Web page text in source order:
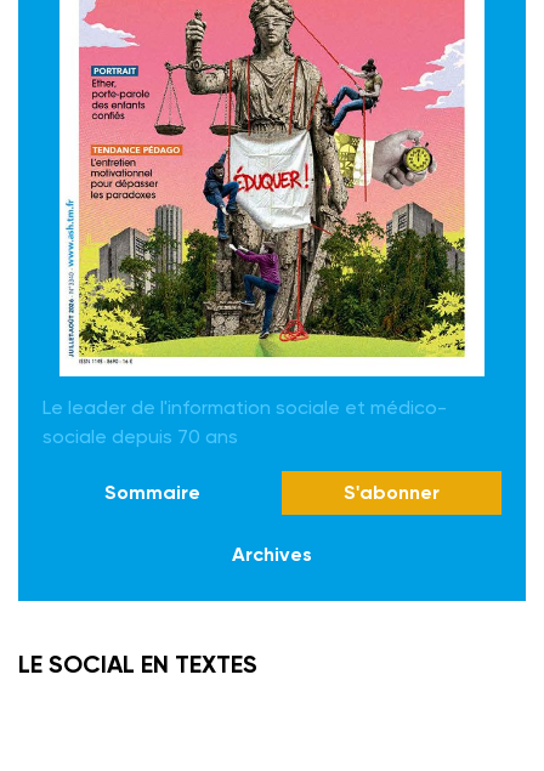
Le leader de l'information sociale et médico-
sociale depuis 70 ans
Sommaire S'abonner
Archives
LE SOCIAL EN TEXTES